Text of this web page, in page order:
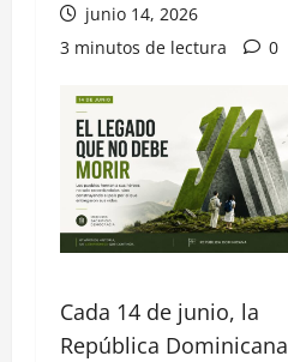
junio 14, 2026
3 minutos de lectura
0
Cada 14 de junio, la
República Dominicana